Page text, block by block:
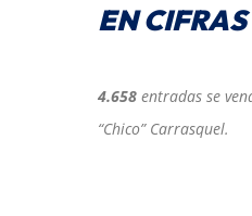
EN CIFRAS
4.658 entradas se
“Chico” Carrasquel.